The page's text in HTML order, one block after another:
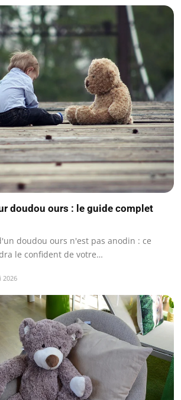
doudou ours : le guide complet
doudou ours n'est pas anodin : ce
le confident de votre…
2026